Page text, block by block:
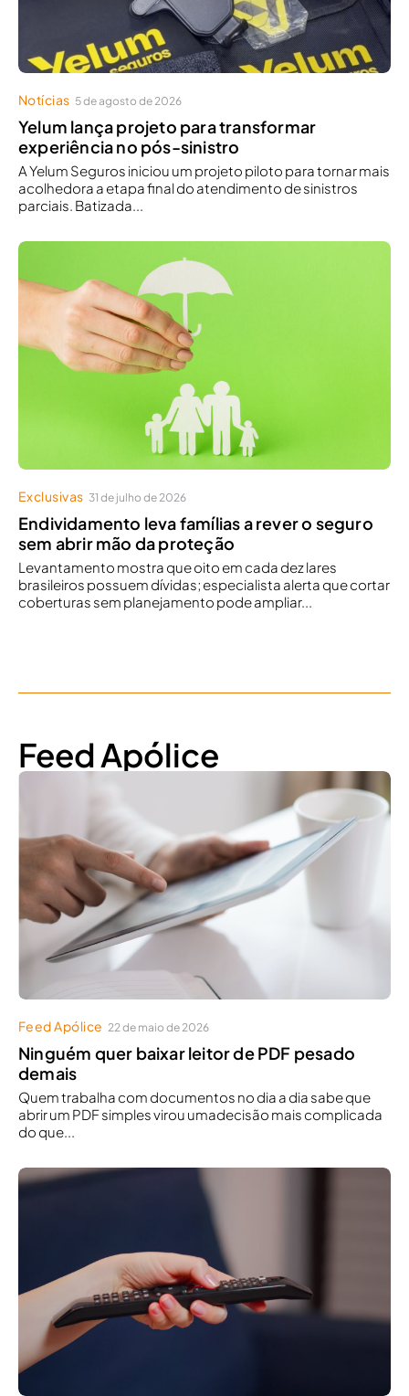
Notícias 5 de agosto de 2026
Yelum lança projeto para transformar
experiência no pós-sinistro
A Yelum Seguros iniciou um projeto piloto para tornar mais
acolhedora a etapa final do atendimento de sinistros
parciais. Batizada...
Exclusivas 31 de julho de 2026
Endividamento leva famílias a rever o seguro
sem abrir mão da proteção
Levantamento mostra que oito em cada dez lares
brasileiros possuem dívidas; especialista alerta que cortar
coberturas sem planejamento pode ampliar...
Feed Apólice
Feed Apólice 22 de maio de 2026
Ninguém quer baixar leitor de PDF pesado
demais
Quem trabalha com documentos no dia a dia sabe que
abrir um PDF simples virou umadecisão mais complicada
do que...